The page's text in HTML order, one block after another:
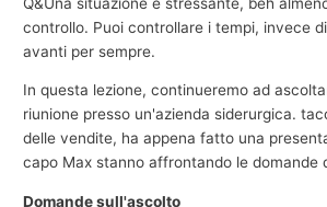
controllo. Puoi controllare i tempi, invece
avanti per sempre.
In questa lezione, continueremo ad
riunione presso un'azienda siderurgica.
delle vendite, ha appena fatto una
capo Max stanno affrontando le domande
Domande sull'ascolto